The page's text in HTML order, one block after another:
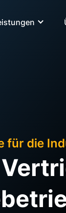
für die